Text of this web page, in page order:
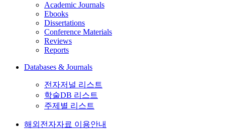
Academic Journals
Ebooks
Dissertations
Conference Materials
Reviews
Reports
Databases & Journals
전자저널 리스트
학술DB 리스트
주제별 리스트
해외전자자료 이용안내